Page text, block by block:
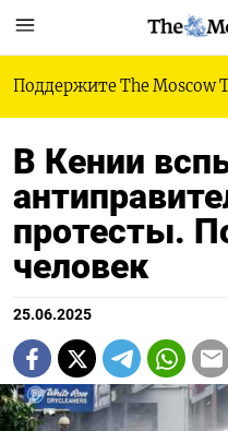
Поддержите The Moscow
В Кении
протесты.
человек
25.06.2025